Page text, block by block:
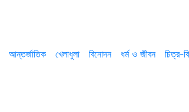
আন্তর্জাতিক খেলাধুলা বিনোদন ধর্ম ও জীবন চিত্র-